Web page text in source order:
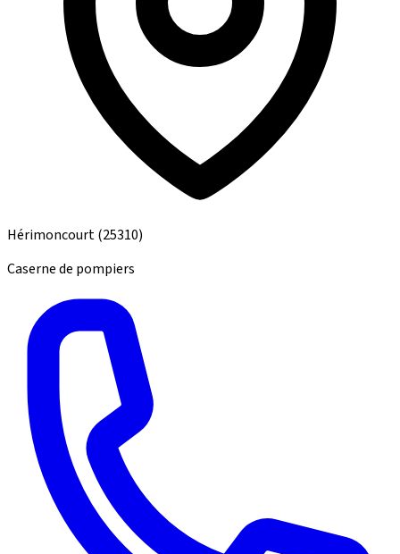
Hérimoncourt(25310)
Caserne de pompiers